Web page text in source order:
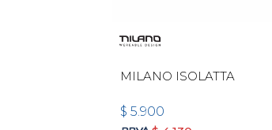
MILANO ISOLATTA
$ 5.900